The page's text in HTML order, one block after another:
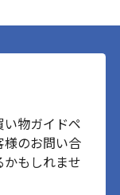
物ガイドペ
様のお問い合
もしれませ